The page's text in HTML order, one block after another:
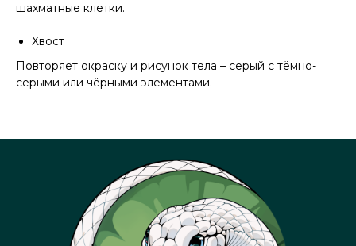
шахматные клетки.
Хвост
Повторяет окраску и рисунок тела – серый с тёмно-
серыми или чёрными элементами.